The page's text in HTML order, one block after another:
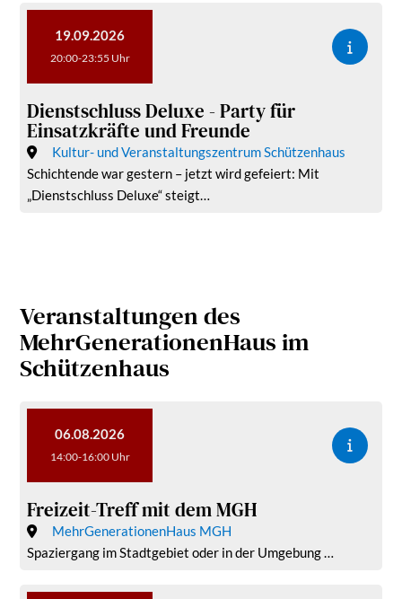
19.09.2026
20:00-23:55 Uhr
Dienstschluss Deluxe - Party für
Einsatzkräfte und Freunde
Kultur- und Veranstaltungszentrum Schützenhaus
Schichtende war gestern – jetzt wird gefeiert: Mit
„Dienstschluss Deluxe“ steigt…
Veranstaltungen des
MehrGenerationenHaus im
Schützenhaus
06.08.2026
14:00-16:00 Uhr
Freizeit-Treff mit dem MGH
MehrGenerationenHaus MGH
Spaziergang im Stadtgebiet oder in der Umgebung …